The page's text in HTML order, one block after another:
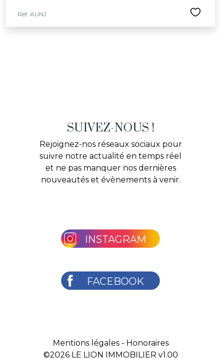
Réf. AUNJ
SUIVEZ-NOUS !
Rejoignez-nos réseaux sociaux pour
suivre notre actualité en temps réel
et ne pas manquer nos dernières
nouveautés et évènements à venir.
INSTAGRAM
FACEBOOK
Mentions légales- Honoraires
©2026 LE LION IMMOBILIER v1.00